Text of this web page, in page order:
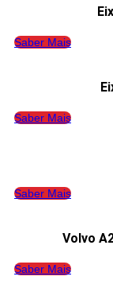
Saber Mais
Saber Mais
Saber Mais
Volvo
Saber Mais